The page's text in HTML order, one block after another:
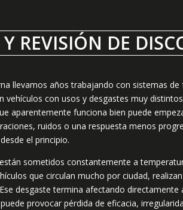
REVISIÓN DE
llevamos años trabajando con sistemas
vehículos con usos y desgastes muy
aparentemente funciona bien puede
ruidos o una respuesta menos
el principio.
sometidos constantemente a
que circulan mucho por ciudad,
desgaste termina afectando
provocar pérdida de eficacia,